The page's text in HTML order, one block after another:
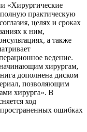
«Хирургические
практическую
целях и сроках
к ним,
а также
ведение.
хирургам,
дополнена диском
позволяющим
хирурга». В
ход
ошибках